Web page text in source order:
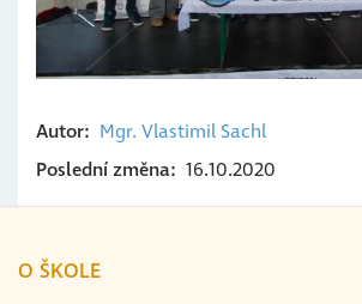
Autor Mgr. VlastimilSachl
Poslední změna 16.10.2020
O ŠKOLE